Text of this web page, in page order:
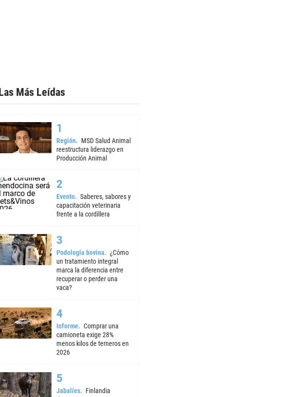
Las Más Leídas
Región
MSD Salud Animal
reestructura liderazgo en
Producción Animal
Evento
Saberes, sabores y
capacitación veterinaria
frente a la cordillera
Podología bovina
¿Cómo
un tratamiento integral
marca la diferencia entre
recuperar o perder una
vaca?
Informe
Comprar una
camioneta exige 28%
menos kilos de terneros en
2026
Jabalíes
Finlandia